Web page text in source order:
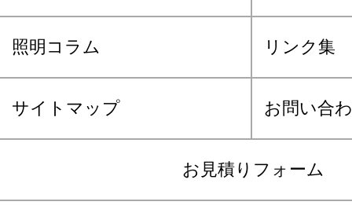
照明コラム リンク集
サイトマップ お問い合
お見積りフォーム